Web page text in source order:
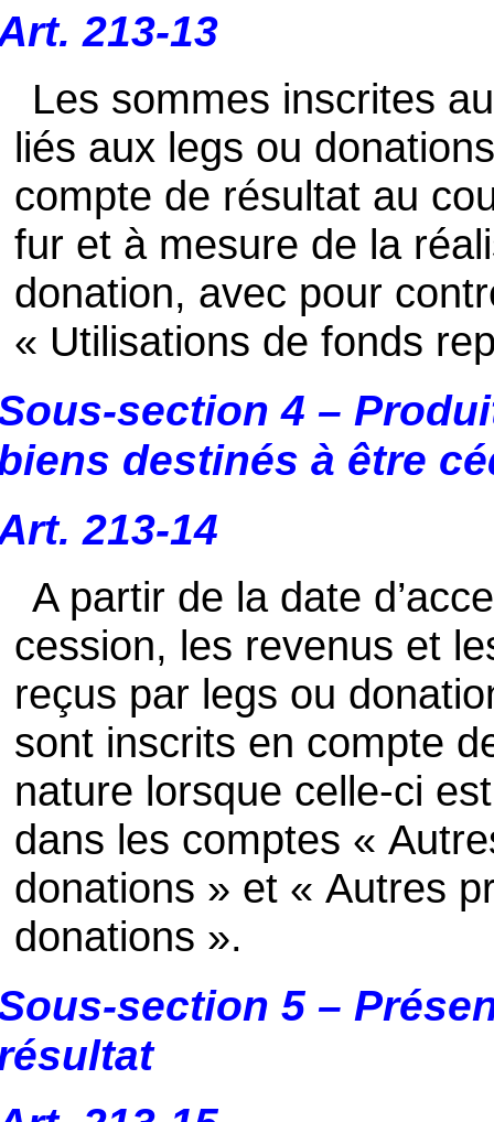
213-13
Les sommes inscrites
liés aux legs ou
compte de résultat au
fur et à mesure de la
donation, avec pour
« Utilisations de fonds
section 4 –
destinés à être
213-14
A partir de la date
cession, les revenus et
reçus par legs ou
sont inscrits en compte
nature lorsque celle-ci
dans les comptes «
donations » et « Autres
donations ».
section 5 –